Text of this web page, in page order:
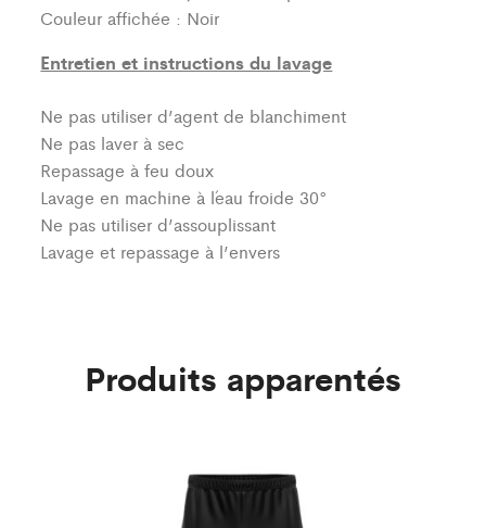
Couleur affichée : Noir
Entretien et instructions du lavage
Ne pas utiliser d’agent de blanchiment
Ne pas laver à sec
Repassage à feu doux
Lavage en machine à l´eau froide 30°
Ne pas utiliser d’assouplissant
Lavage et repassage à l’envers
Produits apparentés